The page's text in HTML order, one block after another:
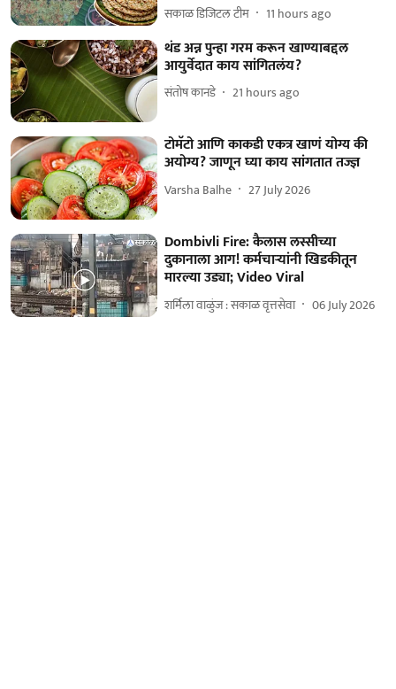
सकाळ डिजिटल टीम 11 hours ago
थंड अन्न पुन्हा गरम करून खाण्याबद्दल
आयुर्वेदात काय सांगितलंय?
संतोष कानडे 21 hours ago
टोमॅटो आणि काकडी एकत्र खाणं योग्य की
अयोग्य? जाणून घ्या काय सांगतात तज्ज्ञ
Varsha Balhe 27 July 2026
Dombivli Fire: कैलास लस्सीच्या
दुकानाला आग! कर्मचाऱ्यांनी खिडकीतून
मारल्या उड्या; Video Viral
शर्मिला वाळुंज : सकाळ वृत्तसेवा 06 July 2026